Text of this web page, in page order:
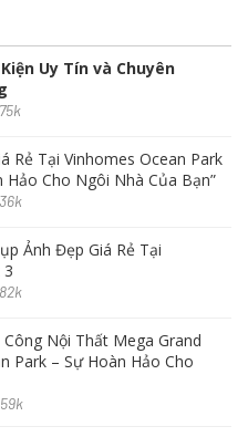
Uy Tín và Chuyên
Rẻ Tại Vinhomes Ocean Park
Hảo Cho Ngôi Nhà Của Bạn”
Ảnh Đẹp Giá Rẻ Tại
3
Nội Thất Mega Grand
Park – Sự Hoàn Hảo Cho